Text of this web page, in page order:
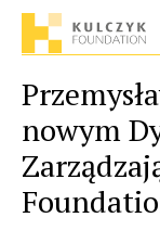
nowym